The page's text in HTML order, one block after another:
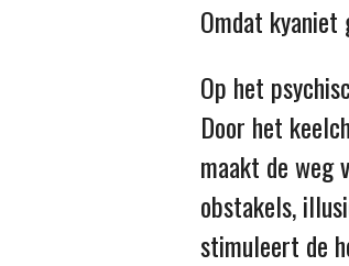
Omdat
Op het
Door het
maakt de weg
obstakels,
stimuleert de